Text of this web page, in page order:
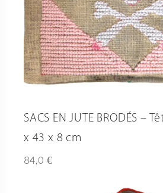
SACS EN JUTE BRODÉS –
x 43 x 8 cm
84,0 €